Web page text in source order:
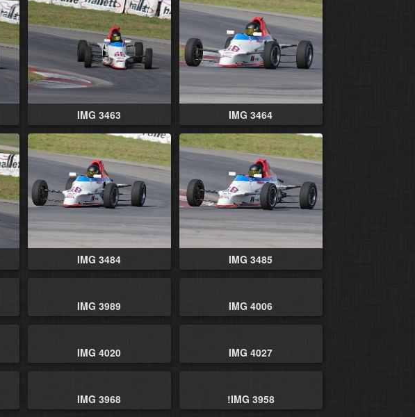
IMG 3463 IMG 3464
IMG 3484 IMG 3485
IMG 3989 IMG 4006
IMG 4020 IMG 4027
IMG 3968 !IMG 3958